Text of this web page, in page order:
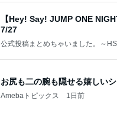
【Hey! Say! JUMP ONE
7/27
公式投稿まとめちゃいました。～
お尻も二の腕も隠せる嬉しい
Amebaトピックス 1日前